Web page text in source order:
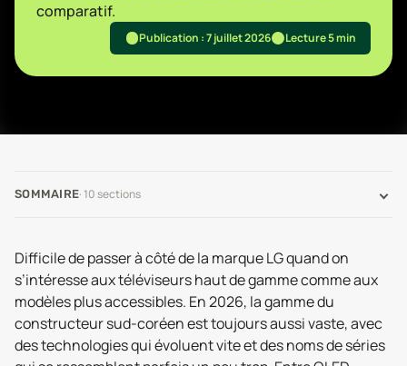
comparatif.
Publication : 7 juillet 2026 Lecture 5 min
SOMMAIRE· 10sections
Difficile de passer à côté de la marque LG quand on
s’intéresse aux téléviseurs haut de gamme comme aux
modèles plus accessibles. En 2026, la gamme du
constructeur sud-coréen est toujours aussi vaste, avec
des technologies qui évoluent vite et des noms de séries